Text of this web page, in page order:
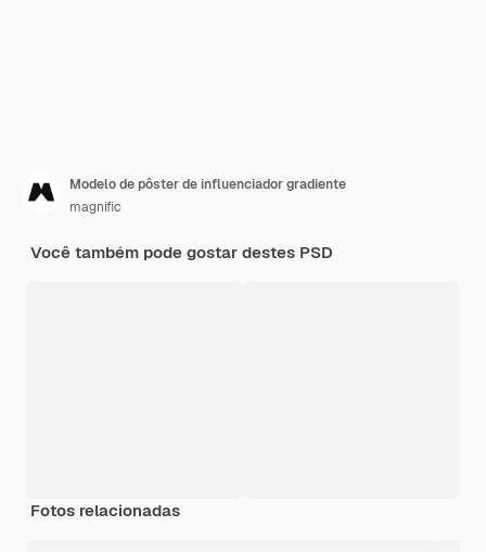
Modelo de pôster de influenciador gradiente
magnific
Você também pode gostar destes PSD
Fotos relacionadas